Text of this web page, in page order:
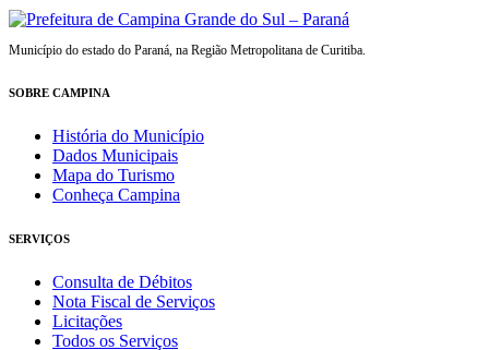
Município do estado do Paraná, na Região Metropolitana de Curitiba.
SOBRE CAMPINA
História do Município
Dados Municipais
Mapa do Turismo
Conheça Campina
SERVIÇOS
Consulta de Débitos
Nota Fiscal de Serviços
Licitações
Todos os Serviços